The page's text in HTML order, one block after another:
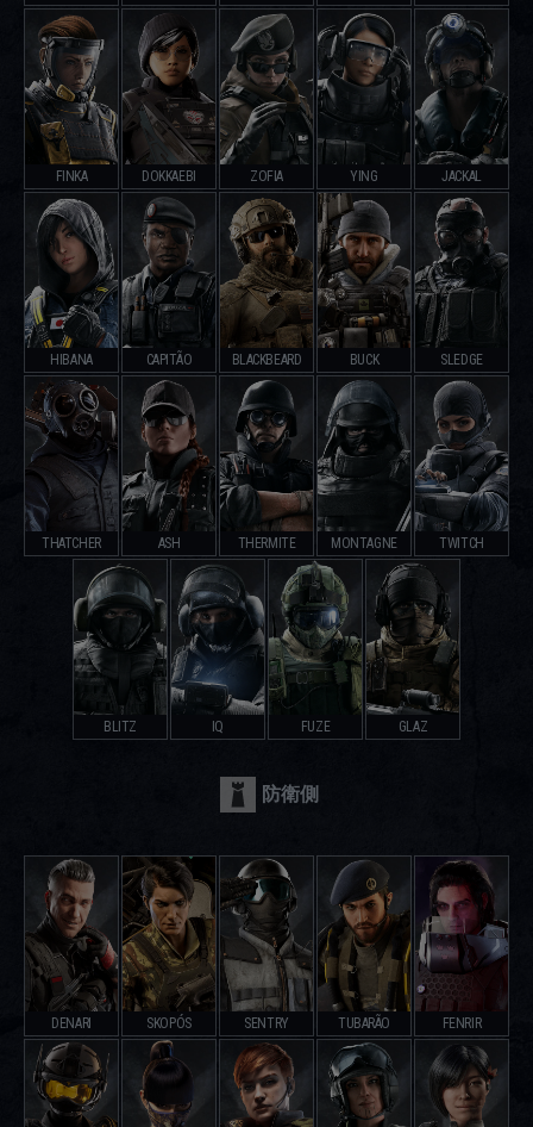
FINKA DOKKAEBI ZOFIA YING JACKAL
HIBANA CAPITÃO BLACKBEARD BUCK SLEDGE
THATCHER ASH THERMITE MONTAGNE TWITCH
BLITZ IQ FUZE GLAZ
防衛側
DENARI SKOPÓS SENTRY TUBARÃO FENRIR